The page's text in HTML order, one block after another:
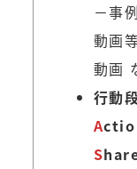
－事
動画
動画
行動
A
S